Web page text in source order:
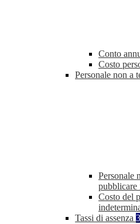
Conto
Costo
Personale non a
Personale
pubblicare
Costo del
Tassi di assenza